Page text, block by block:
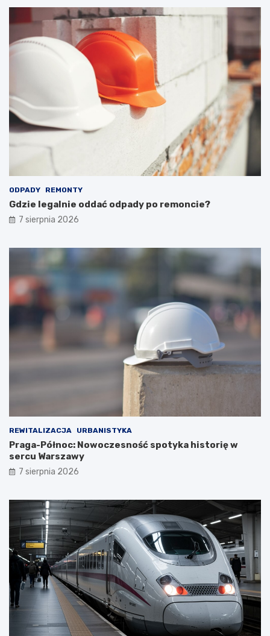
ODPADY REMONTY
Gdzie legalnie oddać odpady po remoncie?
7 sierpnia 2026
REWITALIZACJA URBANISTYKA
Praga-Północ: Nowoczesność spotyka historię w
sercu Warszawy
7 sierpnia 2026